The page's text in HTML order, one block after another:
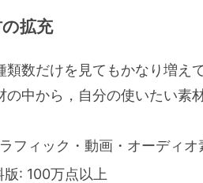
拡充
類数だけを見てもかなり増え
の中から，自分の使いたい素
フィック・動画・オーディオ
版: 100万点以上